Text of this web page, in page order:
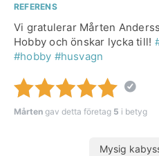
REFERENS
Vi gratulerar Mårten
Hobby och önskar lycka till!
#hobby #husvagn
Mårten gav detta företag 5 i betyg
Mysig